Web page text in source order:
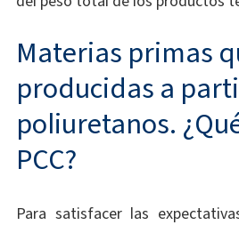
Materias primas
producidas a
poliuretanos.
PCC?
Para satisfacer las